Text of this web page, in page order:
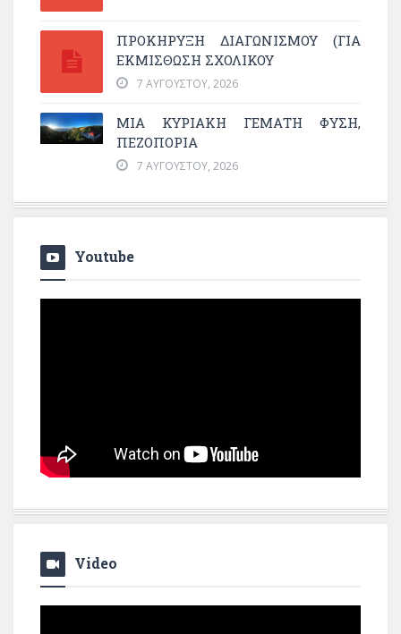
ΠΡΟΚΗΡΥΞΗ ΔΙΑΓΩΝΙΣΜΟΥ (ΓΙΑ
ΕΚΜΊΣΘΩΣΗ ΣΧΟΛΙΚΟΎ
7 ΑΥΓΟΎΣΤΟΥ, 2026
ΜΙΑ ΚΥΡΙΑΚΉ ΓΕΜΆΤΗ ΦΎΣΗ,
ΠΕΖΟΠΟΡΊΑ
7 ΑΥΓΟΎΣΤΟΥ, 2026
Youtube
Video